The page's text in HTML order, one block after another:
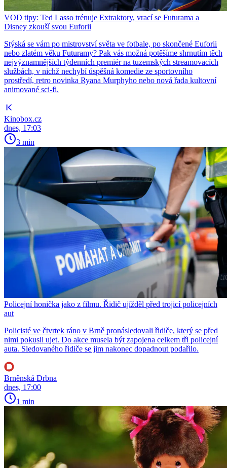
VOD tipy: Ted Lasso trénuje Extraktory, vrací se Futurama a
Disney zkouší svou Euforii
Stýská se vám po mistrovství světa ve fotbale, po skončené Euforii
nebo zlatém věku Futuramy? Pak vás možná potěšíme shrnutím těch
nejvýznamnějších týdenních premiér na tuzemských streamovacích
službách, v nichž nechybí úspěšná komedie ze sportovního
prostředí, retro novinka Ryana Murphyho nebo nová řada kultovní
animované sci-fi.
Kinobox.cz
dnes, 17:03
3 min
Policejní honička jako z filmu. Řidič ujížděl před trojicí policejních
aut
Policisté ve čtvrtek ráno v Brně pronásledovali řidiče, který se před
nimi pokusil ujet. Do akce musela být zapojena celkem tři policejní
auta. Sledovaného řidiče se jim nakonec dopadnout podařilo.
Brněnská Drbna
dnes, 17:00
1 min